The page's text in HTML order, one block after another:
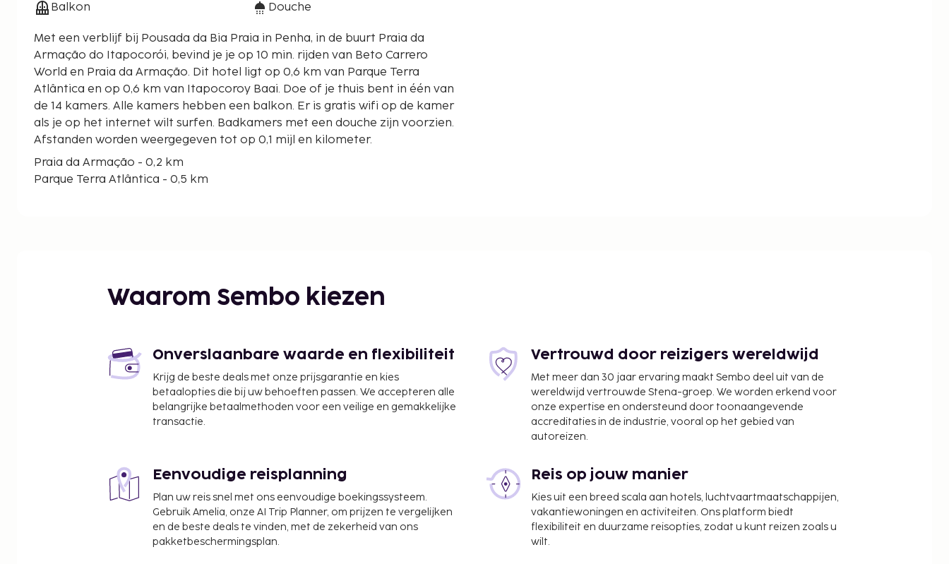
Balkon
Douche
Met een verblijf bij Pousada da Bia Praia in Penha, in de buurt Praia da
Armação do Itapocorói, bevind je je op 10 min. rijden van Beto Carrero
World en Praia da Armação. Dit hotel ligt op 0,6 km van Parque Terra
Atlântica en op 0,6 km van Itapocoroy Baai. Doe of je thuis bent in één van
de 14 kamers. Alle kamers hebben een balkon. Er is gratis wifi op de kamer
als je op het internet wilt surfen. Badkamers met een douche zijn voorzien.
Afstanden worden weergegeven tot op 0,1 mijl en kilometer.
Praia da Armação - 0,2 km
Parque Terra Atlântica - 0,5 km
Ponta da Vigia - 2,5 km
Praia do Gravatá - 4,7 km
Praia de São Miguel - 4,7 km
Praia da Saudade - 5,6 km
De dichtsbijzijnde luchthaven is Navegantes (NVT-Ministro Victor Konder
parkeerplaatsen. Dagelijks kun je van 08.00 uur tot 10.00 uur genieten van
een gratis ontbijtbuffet.
Toeslag voor late check-in: BRL 50 als je incheckt tussen 23.00 uur en
Waarom Sembo kiezen
Onverslaanbare waarde en flexibiliteit
Krijg de beste deals met onze prijsgarantie en kies
betaalopties die bij uw behoeften passen. We accepteren alle
belangrijke betaalmethoden voor een veilige en gemakkelijke
transactie.
Vertrouwd door reizigers wereldwijd
Met meer dan 30 jaar ervaring maakt Sembo deel uit van de
wereldwijd vertrouwde Stena-groep. We worden erkend voor
onze expertise en ondersteund door toonaangevende
accreditaties in de industrie, vooral op het gebied van
autoreizen.
Eenvoudige reisplanning
Plan uw reis snel met ons eenvoudige boekingssysteem.
Gebruik Amelia, onze AI Trip Planner, om prijzen te vergelijken
en de beste deals te vinden, met de zekerheid van ons
pakketbeschermingsplan.
Reis op jouw manier
Kies uit een breed scala aan hotels, luchtvaartmaatschappijen,
vakantiewoningen en activiteiten. Ons platform biedt
flexibiliteit en duurzame reisopties, zodat u kunt reizen zoals u
wilt.